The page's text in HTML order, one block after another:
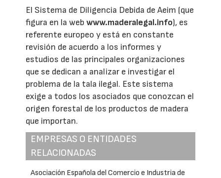
El Sistema de Diligencia Debida de Aeim (que
figura en la webwww.maderalegal.info), es
referente europeo y está en constante
revisión de acuerdo a los informes y
estudios de las principales organizaciones
que se dedican a analizar e investigar el
problema de la tala ilegal. Este sistema
exige a todos los asociados que conozcan el
origen forestal de los productos de madera
que importan.
EMPRESAS O ENTIDADES
RELACIONADAS
Asociación Española del Comercio e Industria de